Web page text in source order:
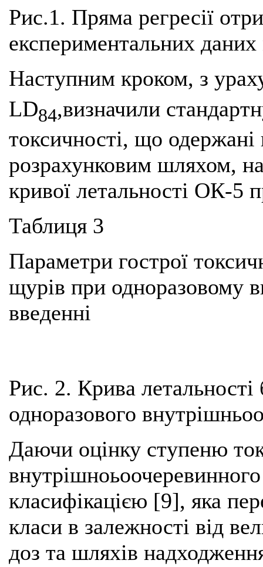
Рис.1. Пряма регресії
експериментальних
Наступним кроком, з
LD84,визначили
токсичності, що одержані
розрахунковим шляхом,
кривої летальності ОК-5
Таблиця 3
Параметри гострої
щурів при одноразовому
введенні
Рис. 2. Крива
одноразового
Даючи оцінку ступеню
класифікацією [9], яка
класи в залежності від
доз та шляхів